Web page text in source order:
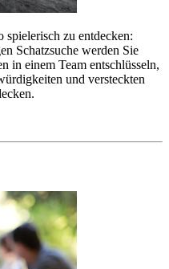
zu entdecken:
Schatzsuche werden Sie
in einem Team entschlüsseln,
und versteckten